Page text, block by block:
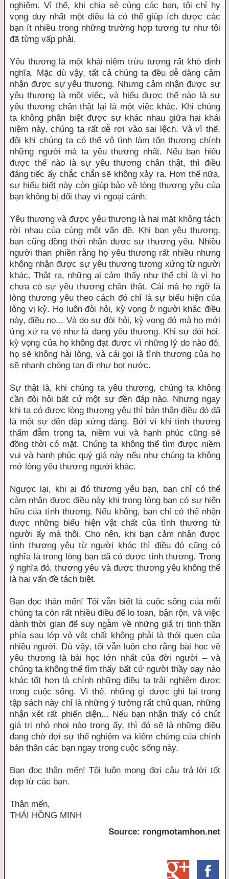
nghiệm. Vì thế, khi chia sẻ cùng các bạn, tôi chỉ hy
vọng duy nhất một điều là có thể giúp ích được các
bạn ít nhiều trong những trường hợp tương tự như tôi
đã từng vấp phải.
Yêu thương là một khái niệm trừu tượng rất khó định
nghĩa. Mặc dù vậy, tất cả chúng ta đều dễ dàng cảm
nhận được sự yêu thương. Nhưng cảm nhận được sự
yêu thương là một việc, và hiểu được thế nào là sự
yêu thương chân thật lại là một việc khác. Khi chúng
ta không phân biệt được sự khác nhau giữa hai khái
niệm này, chúng ta rất dễ rơi vào sai lệch. Và vì thế,
đôi khi chúng ta có thể vô tình làm tổn thương chính
những người mà ta yêu thương nhất. Nếu bạn hiểu
được thế nào là sự yêu thương chân thật, thì điều
đáng tiếc ấy chắc chắn sẽ không xảy ra. Hơn thế nữa,
sự hiểu biết này còn giúp bảo vệ lòng thương yêu của
bạn không bị đổi thay vì ngoại cảnh.
Yêu thương và được yêu thương là hai mặt không tách
rời nhau của cùng một vấn đề. Khi bạn yêu thương,
bạn cũng đồng thời nhận được sự thương yêu. Nhiều
người than phiền rằng họ yêu thương rất nhiều nhưng
không nhận được sự yêu thương tương xứng từ người
khác. Thật ra, những ai cảm thấy như thế chỉ là vì họ
chưa có sự yêu thương chân thật. Cái mà họ ngỡ là
lòng thương yêu theo cách đó chỉ là sự biểu hiện của
lòng vị kỷ. Họ luôn đòi hỏi, kỳ vọng ở người khác điều
này, điều nọ... Và do sự đòi hỏi, kỳ vọng đó mà họ mới
ứng xử ra vẻ như là đang yêu thương. Khi sự đòi hỏi,
kỳ vọng của họ không đạt được vì những lý do nào đó,
họ sẽ không hài lòng, và cái gọi là tình thương của họ
sẽ nhanh chóng tan đi như bọt nước.
Sự thật là, khi chúng ta yêu thương, chúng ta không
cần đòi hỏi bất cứ một sự đền đáp nào. Nhưng ngay
khi ta có được lòng thương yêu thì bản thân điều đó đã
là một sự đền đáp xứng đáng. Bởi vì khi tình thương
thấm đẫm trong ta, niềm vui và hạnh phúc cũng sẽ
đồng thời có mặt. Chúng ta không thể tìm được niềm
vui và hạnh phúc quý giá này nếu như chúng ta không
mở lòng yêu thương người khác.
Ngược lại, khi ai đó thương yêu bạn, bạn chỉ có thể
cảm nhận được điều này khi trong lòng bạn có sự hiện
hữu của tình thương. Nếu không, bạn chỉ có thể nhận
được những biểu hiện vật chất của tình thương từ
người ấy mà thôi. Cho nên, khi bạn cảm nhận được
tình thương yêu từ người khác thì điều đó cũng có
nghĩa là trong lòng bạn đã có được tình thương. Trong
ý nghĩa đó, thương yêu và được thương yêu không thể
là hai vấn đề tách biệt.
Bạn đọc thân mến! Tôi vẫn biết là cuộc sống của mỗi
chúng ta còn rất nhiều điều để lo toan, bận rộn, và việc
dành thời gian để suy ngẫm về những giá trị tinh thần
phía sau lớp vỏ vật chất không phải là thói quen của
nhiều người. Dù vậy, tôi vẫn luôn cho rằng bài học về
yêu thương là bài học lớn nhất của đời người – và
chúng ta không thể tìm thấy bất cứ người thầy dạy nào
khác tốt hơn là chính những điều ta trải nghiệm được
trong cuộc sống. Vì thế, những gì được ghi lại trong
tập sách này chỉ là những ý tưởng rất chủ quan, những
nhận xét rất phiến diện... Nếu bạn nhận thấy có chút
giá trị nhỏ nhoi nào trong ấy, thì đó sẽ là những điều
đang chờ đợi sự thể nghiệm và kiểm chứng của chính
bản thân các bạn ngay trong cuộc sống này.
Bạn đọc thân mến! Tôi luôn mong đợi câu trả lời tốt
đẹp từ các bạn.
Thân mến,
THÁI HỒNG MINH
Source: rongmotamhon.net